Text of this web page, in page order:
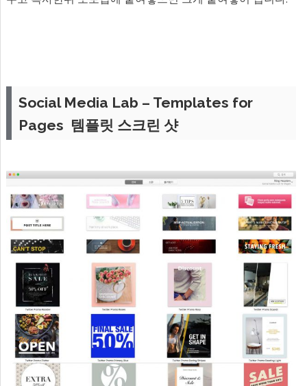
Social Media Lab – Templates for
Pages 템플릿 스크린 샷